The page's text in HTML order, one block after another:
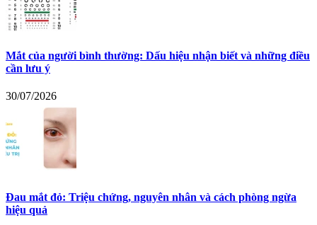
Mắt của người bình thường: Dấu hiệu nhận biết và những điều
cần lưu ý
30/07/2026
Đau mắt đỏ: Triệu chứng, nguyên nhân và cách phòng ngừa
hiệu quả